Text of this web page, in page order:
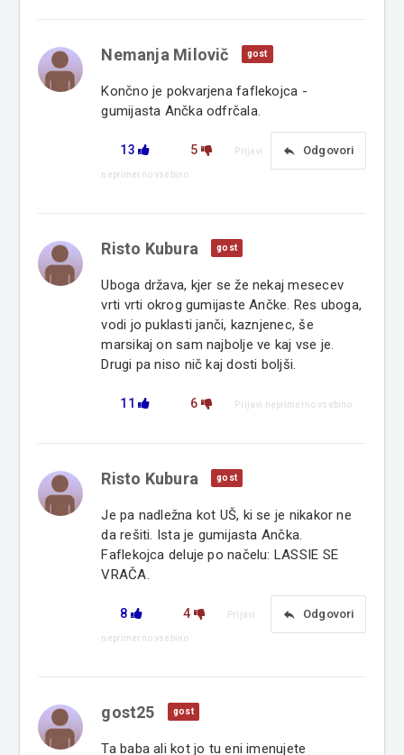
Nemanja Milovič gost
Končno je pokvarjena faflekojca -
gumijasta Ančka odfrčala.
13 5 reply Odgovori
Prijavi
neprimerno vsebino
Risto Kubura gost
Uboga država, kjer se že nekaj mesecev
vrti vrti okrog gumijaste Ančke. Res uboga,
vodi jo puklasti janči, kaznjenec, še
marsikaj on sam najbolje ve kaj vse je.
Drugi pa niso nič kaj dosti boljši.
11 6 Prijavi neprimerno vsebino
Risto Kubura gost
Je pa nadležna kot UŠ, ki se je nikakor ne
da rešiti. Ista je gumijasta Ančka.
Faflekojca deluje po načelu: LASSIE SE
VRAČA.
8 4 reply Odgovori
Prijavi
neprimerno vsebino
gost25 gost
Ta baba ali kot jo tu eni imenujete